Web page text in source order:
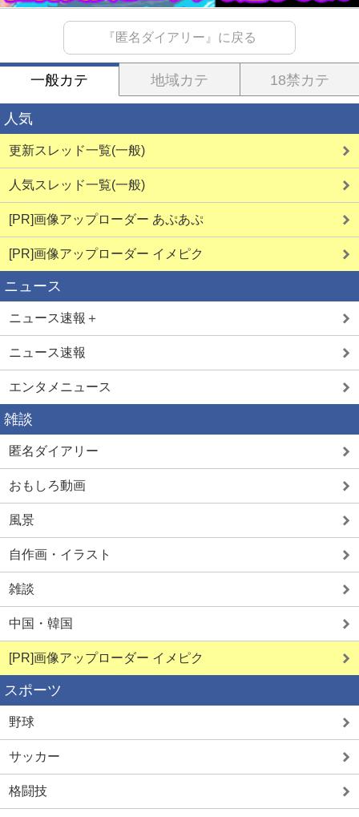
『匿名ダイアリー』に戻る
一般カテ 地域カテ 18禁カテ
人気
更新スレッド一覧(一般)
人気スレッド一覧(一般)
[PR]画像アップローダー あぷあぷ
[PR]画像アップローダー イメピク
ニュース
ニュース速報＋
ニュース速報
エンタメニュース
雑談
匿名ダイアリー
おもしろ動画
風景
自作画・イラスト
雑談
中国・韓国
[PR]画像アップローダー イメピク
スポーツ
野球
サッカー
格闘技